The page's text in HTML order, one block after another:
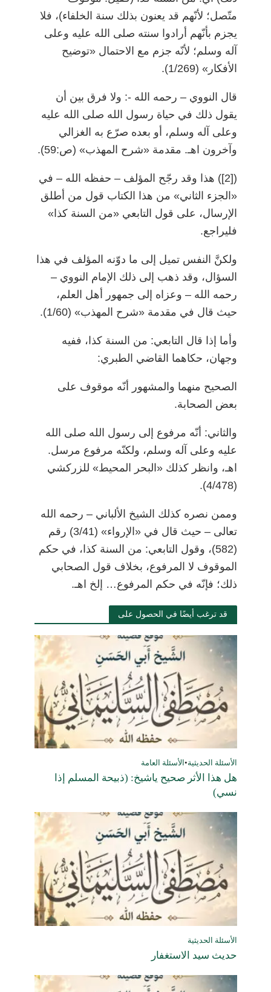
متّصل؛ لأنّهم قد يعنون بذلك سنة الخلفاء)، فلا
يجزم بأنّهم أرادوا سنته صلى الله عليه وعلى
آله وسلم؛ لأنّه جزم مع الاحتمال «توضيح
الأفكار» (1/269).
قال النووي– رحمه الله -: ولا فرق بين أن
يقول ذلك في حياة رسول الله صلى الله عليه
وعلى آله وسلم، أو بعده صرّع به الغزالي
وآخرون اهـ. مقدمة «شرح المهذب» (ص:59).
([2]) هذا وقد رجّح المؤلف– حفظه الله– في
«الجزء الثاني» من هذا الكتاب قول من أطلق
الإرسال، على قول التابعي «من السنة كذا»
فليراجع.
ولكنَّ النفس تميل إلى ما دوّنه المؤلف في هذا
السؤال، وقد ذهب إلى ذلك الإمام النووي–
رحمه الله– وعزاه إلى جمهور أهل العلم،
حيث قال في مقدمة «شرح المهذب» (1/60).
وأما إذا قال التابعي: من السنة كذا، ففيه
وجهان، حكاهما القاضي الطبري:
الصحيح منهما والمشهور أنّه موقوف على
بعض الصحابة.
والثاني: أنّه مرفوع إلى رسول الله صلى الله
عليه وعلى آله وسلم، ولكنّه مرفوع مرسل.
اهـ، وانظر كذلك «البحر المحيط» للزركشي
(4/478).
وممن نصره كذلك الشيخ الألباني– رحمه الله
تعالى–
حيث قال في «الإرواء» (3/41) رقم
(582)، وقول التابعي: من السنة كذا، في حكم
الموقوف لا المرفوع، بخلاف قول الصحابي
ذلك؛ فإنّه في حكم المرفوع… إلخ اهـ.
قد ترغب أيضًا في الحصول على
الأسئلة الحديثية• الأسئلة العامة
هل هذا الأثر صحيح ياشيخ: (ذبيحة المسلم إذا
نسي)
الأسئلة الحديثية
حديث سيد الاستغفار